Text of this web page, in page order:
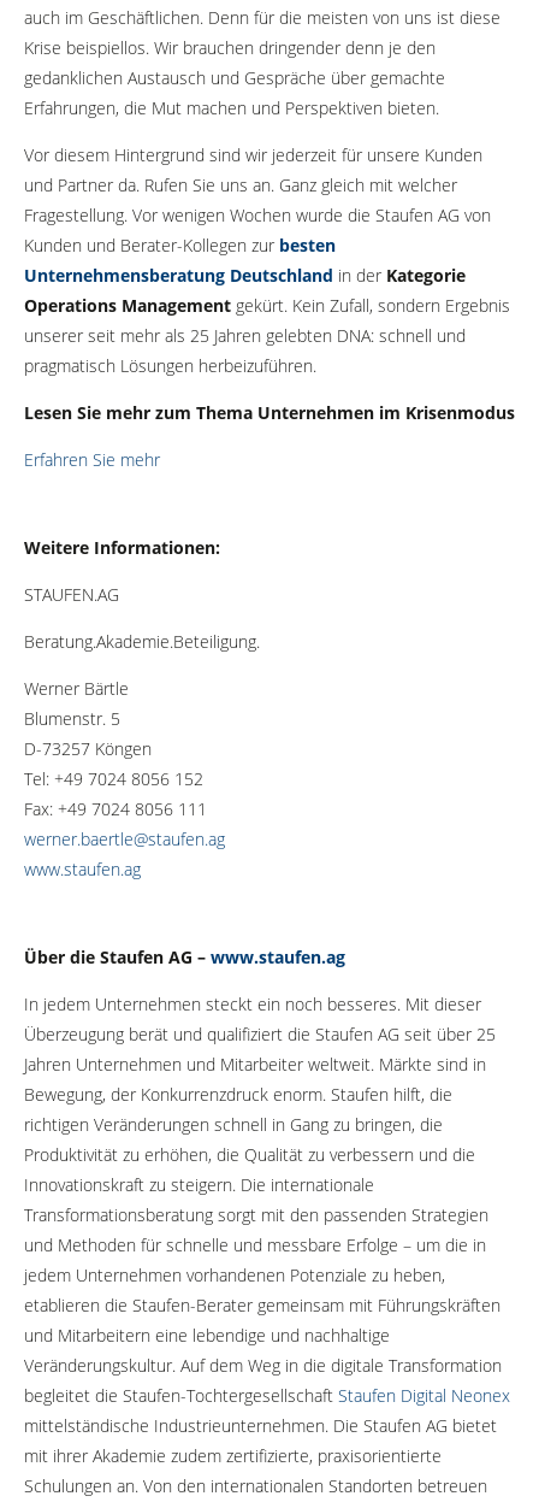
auch im Geschäftlichen. Denn für die meisten von uns ist diese
Krise beispiellos. Wir brauchen dringender denn je den
gedanklichen Austausch und Gespräche über gemachte
Erfahrungen, die Mut machen und Perspektiven bieten.
Vor diesem Hintergrund sind wir jederzeit für unsere Kunden
und Partner da. Rufen Sie uns an. Ganz gleich mit welcher
Fragestellung. Vor wenigen Wochen wurde die Staufen AG von
Kunden und Berater-Kollegen zur besten
Unternehmensberatung Deutschland in der Kategorie
Operations Management gekürt. Kein Zufall, sondern Ergebnis
unserer seit mehr als 25 Jahren gelebten DNA: schnell und
pragmatisch Lösungen herbeizuführen.
Lesen Sie mehr zum Thema Unternehmen im Krisenmodus
Erfahren Sie mehr
Weitere Informationen:
STAUFEN.AG
Beratung.Akademie.Beteiligung.
Werner Bärtle
Blumenstr. 5
D-73257 Köngen
Tel: +49 7024 8056 152
Fax: +49 7024 8056 111
werner.baertle@staufen.ag
www.staufen.ag
Über die Staufen AG – www.staufen.ag
In jedem Unternehmen steckt ein noch besseres. Mit dieser
Überzeugung berät und qualifiziert die Staufen AG seit über 25
Jahren Unternehmen und Mitarbeiter weltweit. Märkte sind in
Bewegung, der Konkurrenzdruck enorm. Staufen hilft, die
richtigen Veränderungen schnell in Gang zu bringen, die
Produktivität zu erhöhen, die Qualität zu verbessern und die
Innovationskraft zu steigern. Die internationale
Transformationsberatung sorgt mit den passenden Strategien
und Methoden für schnelle und messbare Erfolge – um die in
jedem Unternehmen vorhandenen Potenziale zu heben,
etablieren die Staufen-Berater gemeinsam mit Führungskräften
und Mitarbeitern eine lebendige und nachhaltige
Veränderungskultur. Auf dem Weg in die digitale Transformation
begleitet die Staufen-Tochtergesellschaft Staufen Digital Neonex
mittelständische Industrieunternehmen. Die Staufen AG bietet
mit ihrer Akademie zudem zertifizierte, praxisorientierte
Schulungen an. Von den internationalen Standorten betreuen